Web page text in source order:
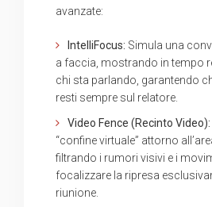
avanzate:
IntelliFocus: Simula una
a faccia, mostrando in tempo
chi sta parlando, garantendo
resti sempre sul relatore.
Video Fence (Recinto Video):
“confine virtuale” attorno
filtrando i rumori visivi e i
focalizzare la ripresa
riunione.